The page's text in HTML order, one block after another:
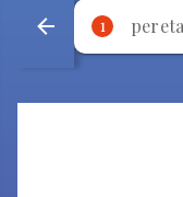
1 pereta